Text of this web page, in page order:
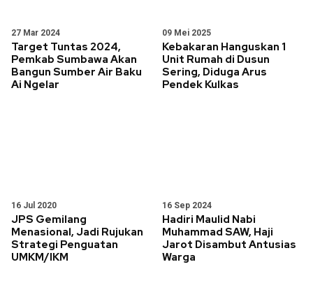
27 Mar 2024
Target Tuntas 2024,
Pemkab Sumbawa Akan
Bangun Sumber Air Baku
Ai Ngelar
09 Mei 2025
Kebakaran Hanguskan 1
Unit Rumah di Dusun
Sering, Diduga Arus
Pendek Kulkas
16 Jul 2020
JPS Gemilang
Menasional, Jadi Rujukan
Strategi Penguatan
UMKM/IKM
16 Sep 2024
Hadiri Maulid Nabi
Muhammad SAW, Haji
Jarot Disambut Antusias
Warga